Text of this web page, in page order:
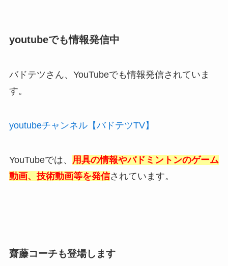
youtubeでも情報発信中
バドテツさん、YouTubeでも情報発信されていま
す。
youtubeチャンネル【バドテツTV】
YouTubeでは、
用具の情報やバドミントンのゲーム
動画、技術動画等を発信されています。
齋藤コーチも登場します